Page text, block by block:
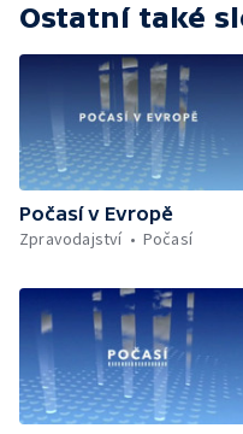
Ostatní také
Počasí v Evropě
Zpravodajství
Počasí